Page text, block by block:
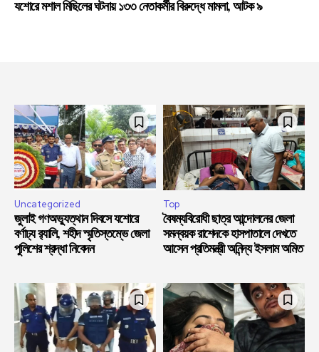
যশোরে মশাল মিছিলের ঘটনায় ১৩৩ নেতাকর্মীর বিরুদ্ধে মামলা, আটক ৯
Uncategorized
জুলাই গণঅভ্যুত্থান দিবসে যশোরে
বর্ণাঢ্য র‍্যালি, শহীদ স্মৃতিস্তম্ভে জেলা
পুলিশের শ্রদ্ধা নিবেদন
Top
বৈষম্যবিরোধী ছাত্র আন্দোলনের জেলা
সমন্বয়ক রাশেদকে হাসপাতালে দেখতে
আসেন প্রতিমন্ত্রী অনিন্দ্য ইসলাম অমিত